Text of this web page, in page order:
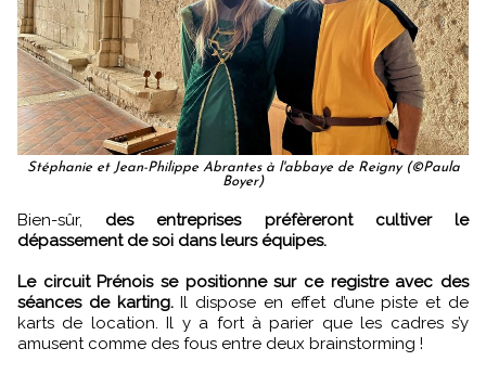
Stéphanie et Jean-Philippe Abrantes à l'abbaye de Reigny (©Paula
Boyer)
Bien-sûr, des entreprises préfèreront cultiver le
dépassement de soi dans leurs équipes.
Le circuit Prénois se positionne sur ce registre avec des
séances de karting.Il dispose en effet d’une piste et de
karts de location. Il y a fort à parier que les cadres s’y
amusent comme des fous entre deux brainstorming !